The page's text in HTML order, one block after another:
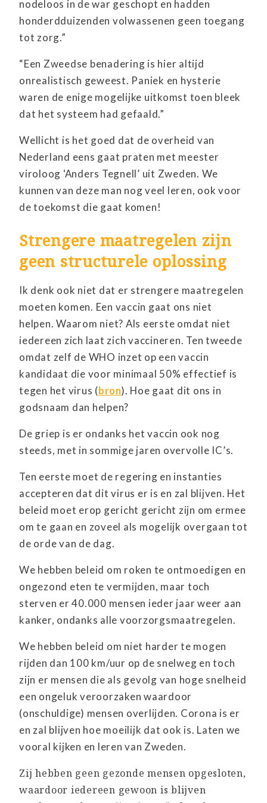
nodeloos in de war geschopt en hadden
honderdduizenden volwassenen geen toegang
tot zorg.”
“Een Zweedse benadering is hier altijd
onrealistisch geweest. Paniek en hysterie
waren de enige mogelijke uitkomst toen bleek
dat het systeem had gefaald.”
Wellicht is het goed dat de overheid van
Nederland eens gaat praten met meester
viroloog ‘Anders Tegnell’ uit Zweden. We
kunnen van deze man nog veel leren, ook voor
de toekomst die gaat komen!
Strengere maatregelen zijn
geen structurele oplossing
Ik denk ook niet dat er strengere maatregelen
moeten komen. Een vaccin gaat ons niet
helpen. Waarom niet? Als eerste omdat niet
iedereen zich laat zich vaccineren. Ten tweede
omdat zelf de WHO inzet op een vaccin
kandidaat die voor minimaal 50% effectief is
tegen het virus (bron). Hoe gaat dit ons in
godsnaam dan helpen?
De griep is er ondanks het vaccin ook nog
steeds, met in sommige jaren overvolle IC’s.
Ten eerste moet de regering en instanties
accepteren dat dit virus er is en zal blijven. Het
beleid moet erop gericht gericht zijn om ermee
om te gaan en zoveel als mogelijk overgaan tot
de orde van de dag.
We hebben beleid om roken te ontmoedigen en
ongezond eten te vermijden, maar toch
sterven er 40.000 mensen ieder jaar weer aan
kanker, ondanks alle voorzorgsmaatregelen.
We hebben beleid om niet harder te mogen
rijden dan 100 km/uur op de snelweg en toch
zijn er mensen die als gevolg van hoge snelheid
een ongeluk veroorzaken waardoor
(onschuldige) mensen overlijden. Corona is er
en zal blijven hoe moeilijk dat ook is. Laten we
vooral kijken en leren van Zweden.
Zij hebben geen gezonde mensen opgesloten,
waardoor iedereen gewoon is blijven